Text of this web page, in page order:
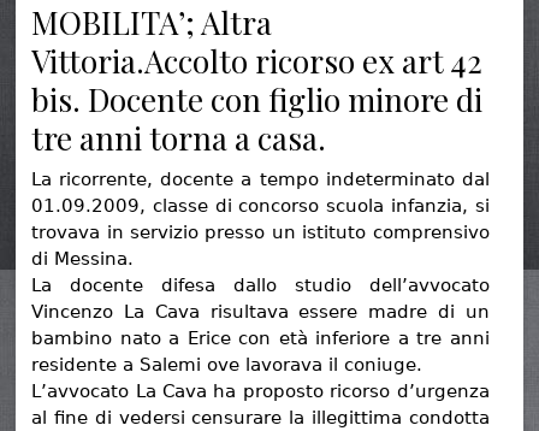
MOBILITA’; Altra
Vittoria.Accolto ricorso ex art 42
bis. Docente con figlio minore di
tre anni torna a casa.
La ricorrente, docente a tempo indeterminato dal
01.09.2009, classe di concorso scuola infanzia, si
trovava in servizio presso un istituto comprensivo
di Messina.
La docente difesa dallo studio dell’avvocato
Vincenzo La Cava risultava essere madre di un
bambino nato a Erice con età inferiore a tre anni
residente a Salemi ove lavorava il coniuge.
L’avvocato La Cava ha proposto ricorso d’urgenza
al fine di vedersi censurare la illegittima condotta